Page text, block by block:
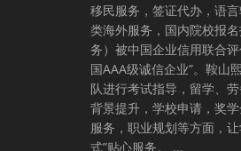
移民服务，签证代办，语
类海外服务，国内院校报
务）被中国企业信用联合
国AAA级诚信企业”。鞍山
队进行考试指导，留学、劳
背景提升，学校申请，奖
服务，职业规划等方面，
式”贴心服务。 ...